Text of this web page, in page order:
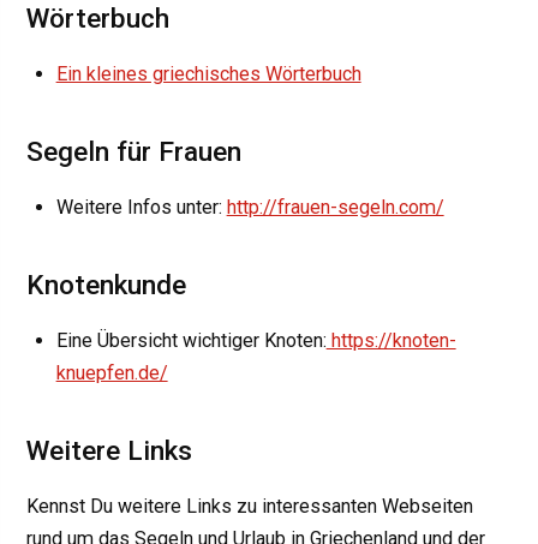
Wörterbuch
Ein kleines griechisches Wörterbuch
Segeln für Frauen
Weitere Infos unter: http://frauen-segeln.com/
Knotenkunde
Eine Übersicht wichtiger Knoten: https://knoten-
knuepfen.de/
Weitere Links
Kennst Du weitere Links zu interessanten Webseiten
rund um das Segeln und Urlaub in Griechenland und der